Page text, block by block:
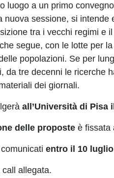
luogo a un primo
nuova sessione, si
tra i vecchi regimi e
segue, con le lotte per
popolazioni. Se per
da tre decenni le ricerche
dei giornali.
all’Università di Pisa
delle proposte è fissata
entro il 10 luglio
allegata.